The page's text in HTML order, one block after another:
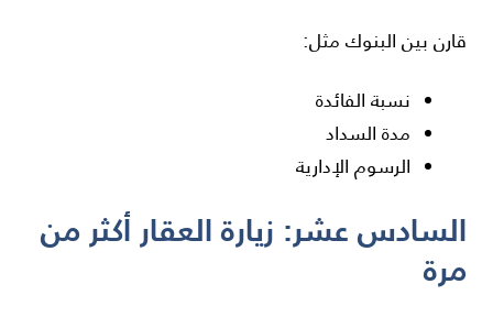
قارن بين البنوك مثل:
نسبة الفائدة
مدة السداد
الرسوم الإدارية
السادس عشر: زيارة العقار أكثر من
مرة